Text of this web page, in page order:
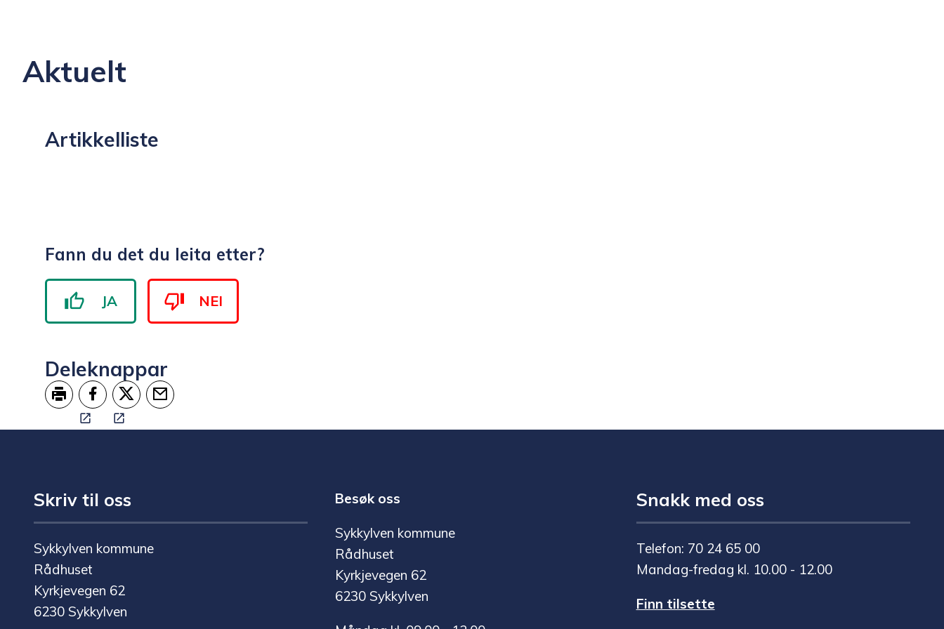
n
e
Aktuelt
Artikkelliste
Fann du det du leita etter?
JA NEI
Deleknappar
Skriv utDel på Facebook
Del på Twitter
Skriv til oss
Sykkylven kommune
Rådhuset
Kyrkjevegen 62
6230 Sykkylven
Besøk oss
Sykkylven kommune
Rådhuset
Kyrkjevegen 62
6230 Sykkylven
Snakk med oss
Telefon: 70 24 65 00
Mandag-fredag kl. 10.00 - 12.00
Finn tilsette